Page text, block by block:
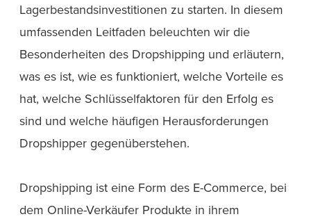
Lagerbestandsinvestitionen zu starten. In diesem
umfassenden Leitfaden beleuchten wir die
Besonderheiten des Dropshipping und erläutern,
was es ist, wie es funktioniert, welche Vorteile es
hat, welche Schlüsselfaktoren für den Erfolg es
sind und welche häufigen Herausforderungen
Dropshipper gegenüberstehen.
Dropshipping ist eine Form des E-Commerce, bei
dem Online-Verkäufer Produkte in ihrem